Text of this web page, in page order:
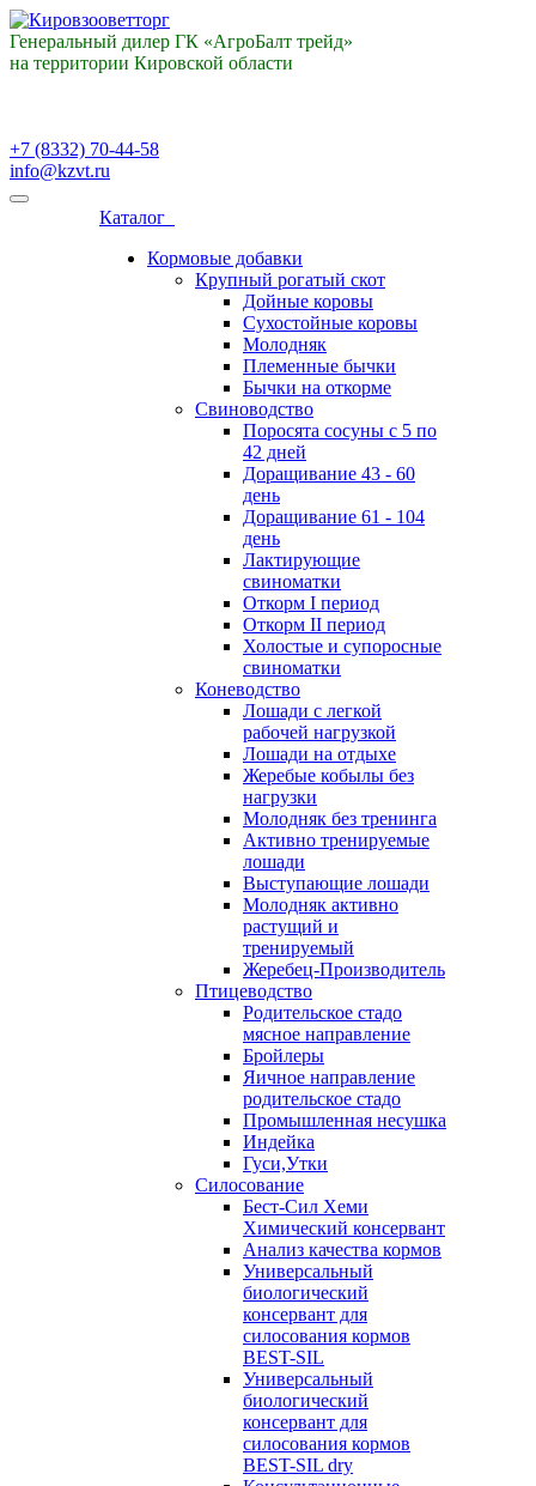
Генеральный дилер ГК «АгроБалт трейд»
на территории Кировской области
+7 (8332) 70-44-58
info@kzvt.ru
Каталог
Кормовые добавки
Крупный рогатый скот
Дойные коровы
Сухостойные коровы
Молодняк
Племенные бычки
Бычки на откорме
Свиноводство
Поросята сосуны с 5 по
42 дней
Доращивание 43 - 60
день
Доращивание 61 - 104
день
Лактирующие
свиноматки
Откорм I период
Откорм II период
Холостые и супоросные
свиноматки
Коневодство
Лошади с легкой
рабочей нагрузкой
Лошади на отдыхе
Жеребые кобылы без
нагрузки
Молодняк без тренинга
Активно тренируемые
лошади
Выступающие лошади
Молодняк активно
растущий и
тренируемый
Жеребец-Производитель
Птицеводство
Родительское стадо
мясное направление
Бройлеры
Яичное направление
родительское стадо
Промышленная несушка
Индейка
Гуси,Утки
Силосование
Бест-Сил Хеми
Химический консервант
Анализ качества кормов
Универсальный
биологический
консервант для
силосования кормов
BEST-SIL
Универсальный
биологический
консервант для
силосования кормов
BEST-SIL dry